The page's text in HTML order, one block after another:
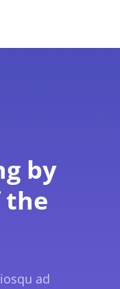
by
the
ad